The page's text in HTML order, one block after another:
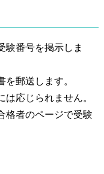
験番号を掲示しま
を郵送します。
応じられません。
格者のページで受験